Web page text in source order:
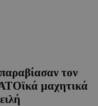
τον
μαχητικά